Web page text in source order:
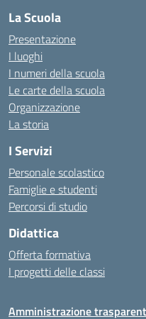
La Scuola
Presentazione
I luoghi
I numeri della scuola
Le carte della scuola
Organizzazione
La storia
I Servizi
Personale scolastico
Famiglie e studenti
Percorsi di studio
Didattica
Offerta formativa
I progetti delle classi
Amministrazione